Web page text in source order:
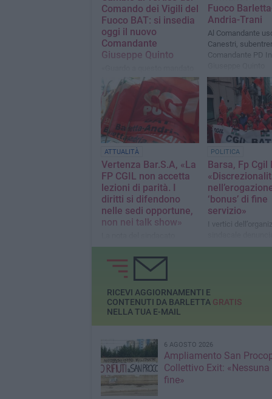
Comando dei Vigili del
Fuoco BAT: si insedia
oggi il nuovo
Comandante
Giuseppe Quinto
con immenso orgoglio e con
la forte determinazione di
portare avanti i percorsi
strategici già virtuosamente
avviati dal mio
predecessore»
Fuoco
Andria-Trani
Al Comandante
Canestri,
Comandante PD
ATTUALITÀ
Vertenza Bar.S.A, «La
FP CGIL non accetta
lezioni di parità. I
diritti si difendono
nelle sedi opportune,
non nei talk show»
POLITICA
Barsa, Fp Cgil
‘bonus’ di fine
servizio»
I vertici
l’accaduto e
RICEVI AGGIORNAMENTI E
CONTENUTI DA BARLETTA GRATIS
NELLA TUA E-MAIL
6 AGOSTO 2026
Ampliamento San
Collettivo Exit:
fine»